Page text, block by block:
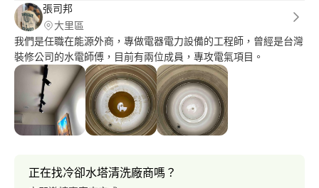
張司邦
大里區
我們是任職在能源外商，專做電器電力設備的工程師，曾經是台灣
裝修公司的水電師傅，目前有兩位成員，專攻電氣項目。
正在找冷卻水塔清洗廠商嗎？